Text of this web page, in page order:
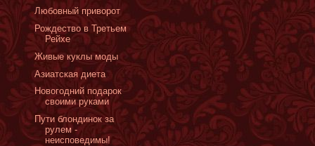
Любовный приворот
Рождество в Третьем
Рейхе
Живые куклы моды
Азиатская диета
Новогодний подарок
своими руками
Пути блондинок за
рулем -
неисповедимы!